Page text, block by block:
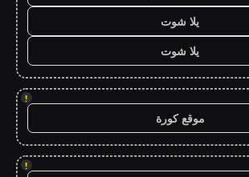
يلا شوت
يلا شوت
!
موقع كورة
!